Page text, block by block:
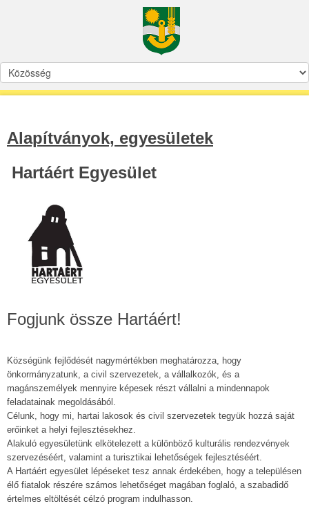
Alapítványok, egyesületek
Hartáért Egyesület
Fogjunk össze Hartáért!
Községünk fejlődését nagymértékben meghatározza, hogy
önkormányzatunk, a civil szervezetek, a vállalkozók, és a
magánszemélyek mennyire képesek részt vállalni a mindennapok
feladatainak megoldásából.
Célunk, hogy mi, hartai lakosok és civil szervezetek tegyük hozzá saját
erőinket a helyi fejlesztésekhez.
Alakuló egyesületünk elkötelezett a különböző kulturális rendezvények
szervezéséért, valamint a turisztikai lehetőségek fejlesztéséért.
A Hartáért egyesület lépéseket tesz annak érdekében, hogy a településen
élő fiatalok részére számos lehetőséget magában foglaló, a szabadidő
értelmes eltöltését célzó program indulhasson.